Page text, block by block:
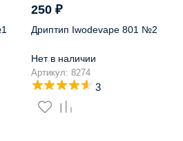
250₽
Дриптип Iwodevape 801 №2
Нет в наличии
Артикул: 8274
3